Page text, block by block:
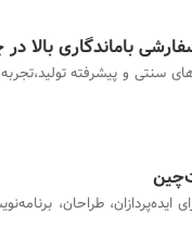
باماندگاری بالا در
سنتی و پیشرفته
طراحان،